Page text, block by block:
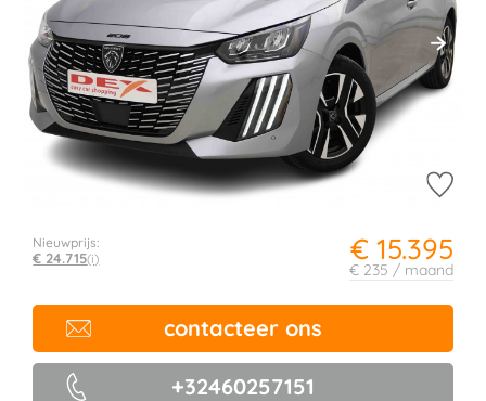
€ 15.395
€ 235 / maand
Nieuwprijs:
€ 24.715(i)
contacteer ons
+32460257151